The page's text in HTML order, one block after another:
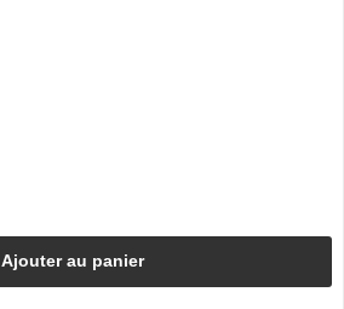
Ajouter au panier